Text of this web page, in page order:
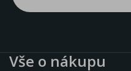
Vše o nákupu